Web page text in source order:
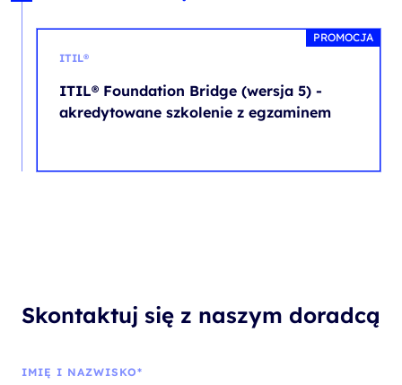
PROMOCJA
ITIL®
ITIL® Foundation Bridge (wersja 5) -
akredytowane szkolenie z egzaminem
Skontaktuj się z naszym doradcą
IMIĘ I NAZWISKO*